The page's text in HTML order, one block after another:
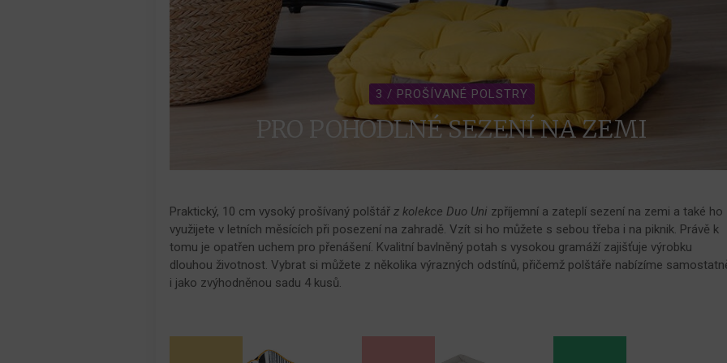
3 / PROŠÍVANÉ POLSTRY
PRO POHODLNÉ SEZENÍ NA ZEMI
Praktický, 10 cm vysoký prošívaný polštářz kolekce Duo Uni zpříjemní a zateplí sezení na zemi a také ho
využijete v letních měsících při posezení na zahradě. Vzít si ho můžete s sebou třeba i na piknik. Právě k
tomu je opatřen uchem pro přenášení. Kvalitní bavlněný potah s vysokou gramáží zajišťuje výrobku
dlouhou životnost. Vybrat si můžete z několika výrazných odstínů, přičemž polštáře nabízíme
i jako zvýhodněnou sadu 4 kusů.